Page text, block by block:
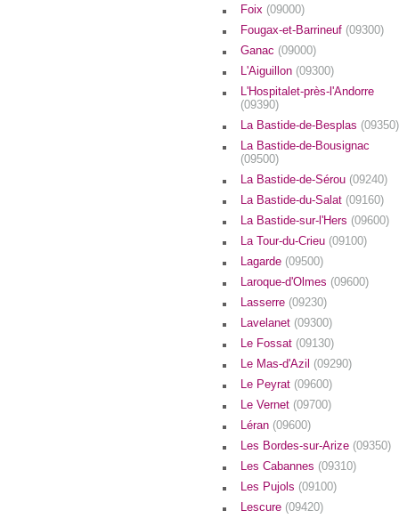
Foix (09000)
Fougax-et-Barrineuf (09300)
Ganac (09000)
L'Aiguillon (09300)
L'Hospitalet-près-l'Andorre
(09390)
La Bastide-de-Besplas (09350)
La Bastide-de-Bousignac
(09500)
La Bastide-de-Sérou (09240)
La Bastide-du-Salat (09160)
La Bastide-sur-l'Hers (09600)
La Tour-du-Crieu (09100)
Lagarde (09500)
Laroque-d'Olmes (09600)
Lasserre (09230)
Lavelanet (09300)
Le Fossat (09130)
Le Mas-d'Azil (09290)
Le Peyrat (09600)
Le Vernet (09700)
Léran (09600)
Les Bordes-sur-Arize (09350)
Les Cabannes (09310)
Les Pujols (09100)
Lescure (09420)